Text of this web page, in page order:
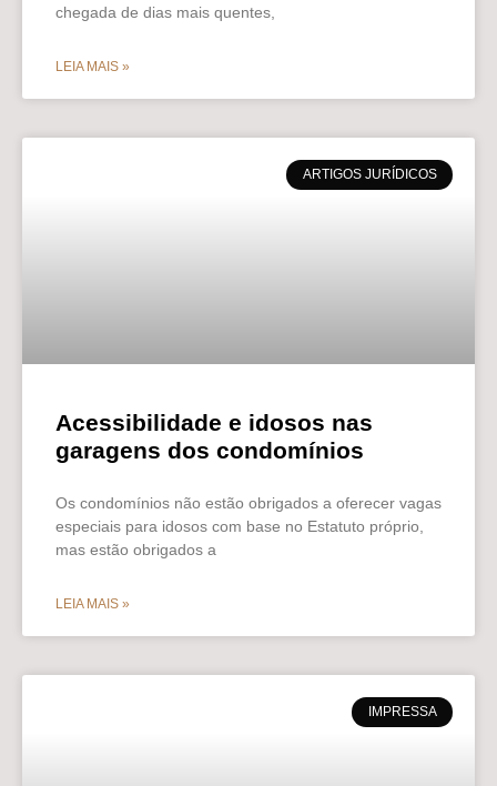
chegada de dias mais quentes,
LEIA MAIS »
ARTIGOS JURÍDICOS
Acessibilidade e idosos nas
garagens dos condomínios
Os condomínios não estão obrigados a oferecer vagas
especiais para idosos com base no Estatuto próprio,
mas estão obrigados a
LEIA MAIS »
IMPRESSA